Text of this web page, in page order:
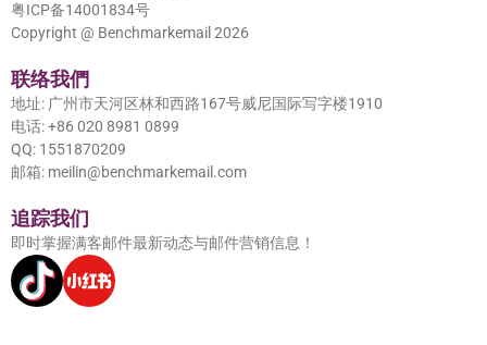
粤ICP备14001834号
Copyright @ Benchmarkemail 2026
联络我們
地址: 广州市天河区林和西路167号威尼国际写字楼1910
电话: +86 020 8981 0899
QQ: 1551870209
邮箱: meilin@benchmarkemail.com
追踪我们
即时掌握满客邮件最新动态与邮件营销信息！